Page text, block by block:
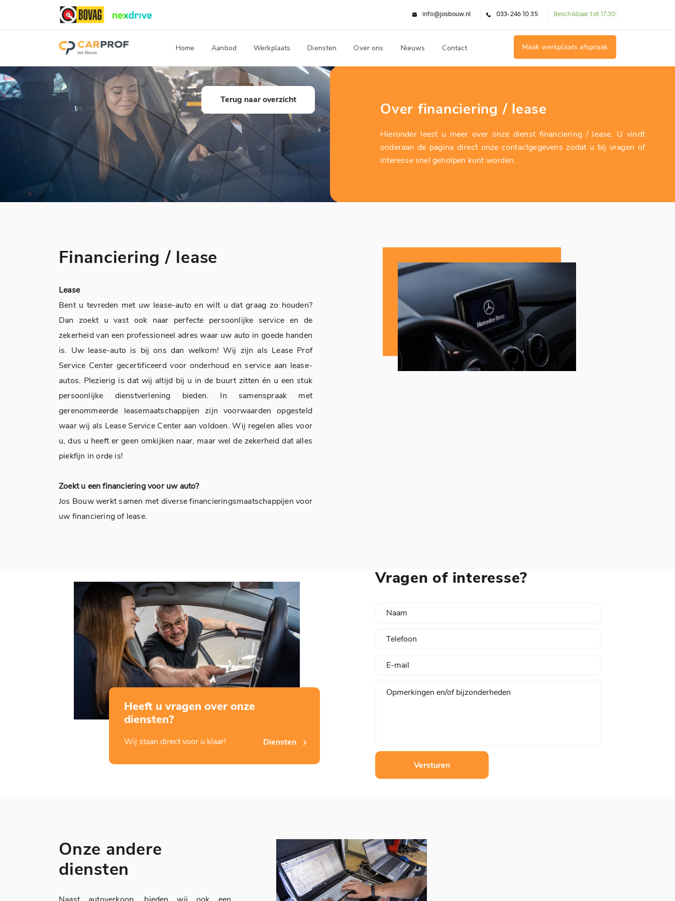
info@josbouw.nl 033-246 10 35 Beschikbaar tot 17:30
Home Aanbod Werkplaats Diensten Over ons Nieuws Contact Maak werkplaats afspraak
Terug naar overzicht Over financiering / lease
Hieronder leest u meer over onze dienst financiering / lease. U vindt
onderaan de pagina direct onze contactgegevens zodat u bij vragen of
interesse snel geholpen kunt worden.
Financiering / lease
Lease
Bent u tevreden met uw lease-auto en wilt u dat graag zo houden?
Dan zoekt u vast ook naar perfecte persoonlijke service en de
zekerheid van een professioneel adres waar uw auto in goede handen
is. Uw lease-auto is bij ons dan welkom! Wij zijn als Lease Prof
Service Center gecertificeerd voor onderhoud en service aan lease-
autos. Plezierig is dat wij altijd bij u in de buurt zitten én u een stuk
persoonlijke dienstverlening bieden. In samenspraak met
gerenommeerde leasemaatschappijen zijn voorwaarden opgesteld
waar wij als Lease Service Center aan voldoen. Wij regelen alles voor
u, dus u heeft er geen omkijken naar, maar wel de zekerheid dat alles
piekfijn in orde is!
Zoekt u een financiering voor uw auto?
Jos Bouw werkt samen met diverse financieringsmaatschappijen voor
uw financiering of lease.
Heeft u vragen over onze
diensten?
Wij staan direct voor u klaar! Diensten
Vragen of interesse?
Versturen
Onze andere
diensten